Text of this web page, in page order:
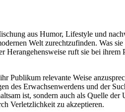
aus Humor, Lifestyle und
Welt zurechtzufinden. Was
Herangehensweise ruft sie bei
relevante Weise
des Erwachsenwerdens und der
ist, sondern auch als Quelle
Verletzlichkeit zu akzeptieren.